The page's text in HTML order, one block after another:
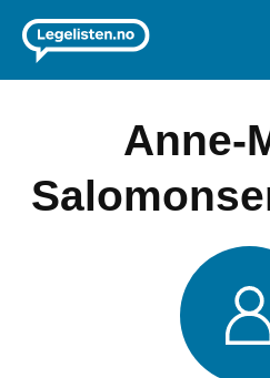
Anne-